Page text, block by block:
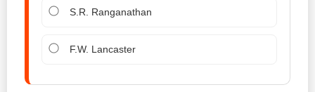
S.R. Ranganathan
F.W. Lancaster